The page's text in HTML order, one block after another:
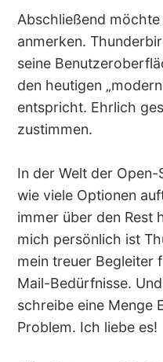
Abschließend
anmerken.
seine
den heutigen
entspricht. Ehrlich
zustimmen.
In der Welt der
wie viele Optionen
immer über den Rest
mich persönlich ist
mein treuer Begleiter
Mail-Bedürfnisse.
schreibe eine Menge
Problem. Ich liebe es!